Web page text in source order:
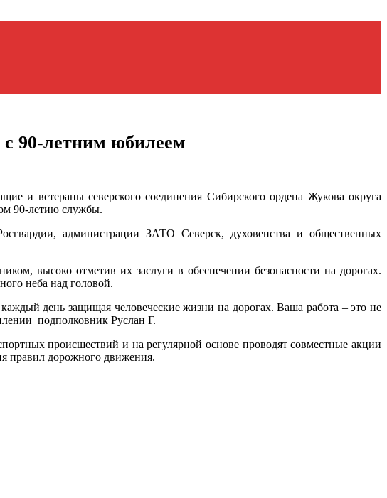
90-летним юбилеем
и ветераны северского соединения Сибирского ордена Жукова округа
90-летию службы.
администрации ЗАТО Северск, духовенства и общественных
высоко отметив их заслуги в обеспечении безопасности на дорогах.
неба над головой.
день защищая человеческие жизни на дорогах. Ваша работа – это не
подполковник Руслан Г.
происшествий и на регулярной основе проводят совместные акции
правил дорожного движения.